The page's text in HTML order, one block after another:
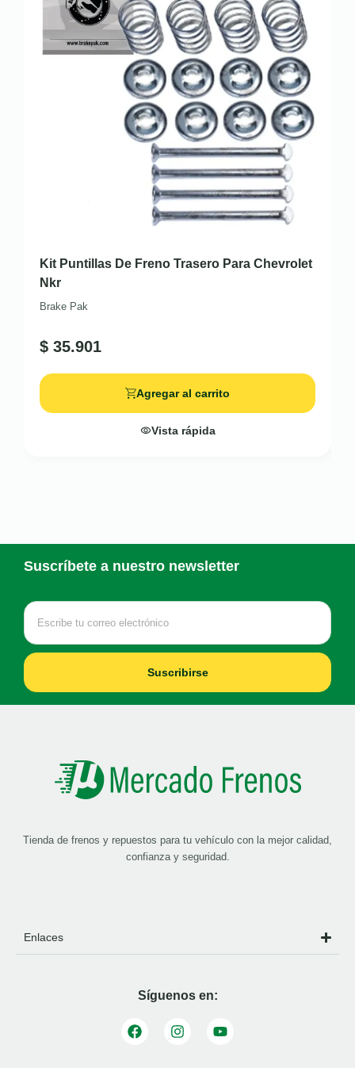
Kit Puntillas De Freno Trasero Para Chevrolet
Nkr
Brake Pak
$ 35.901
Agregar al carrito
Vista rápida
Suscríbete a nuestro newsletter
Suscribirse
Tienda de frenos y repuestos para tu vehículo con la mejor calidad,
confianza y seguridad.
Enlaces
Síguenos en: